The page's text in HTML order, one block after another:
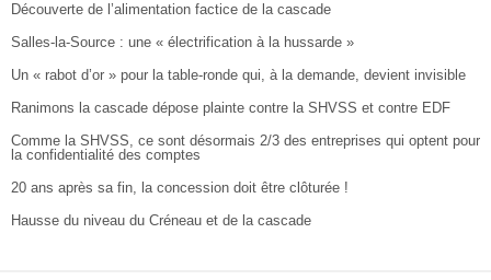
Découverte de l’alimentation factice de la cascade
Salles-la-Source : une « électrification à la hussarde »
Un « rabot d’or » pour la table-ronde qui, à la demande, devient invisible
Ranimons la cascade dépose plainte contre la SHVSS et contre EDF
Comme la SHVSS, ce sont désormais 2/3 des entreprises qui optent pour
la confidentialité des comptes
20 ans après sa fin, la concession doit être clôturée !
Hausse du niveau du Créneau et de la cascade